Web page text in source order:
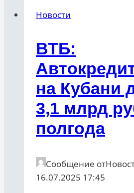
Новости
ВТБ:
на Кубани
3,1 млрд
полгода
Сообщение от
16.07.2025 17:45